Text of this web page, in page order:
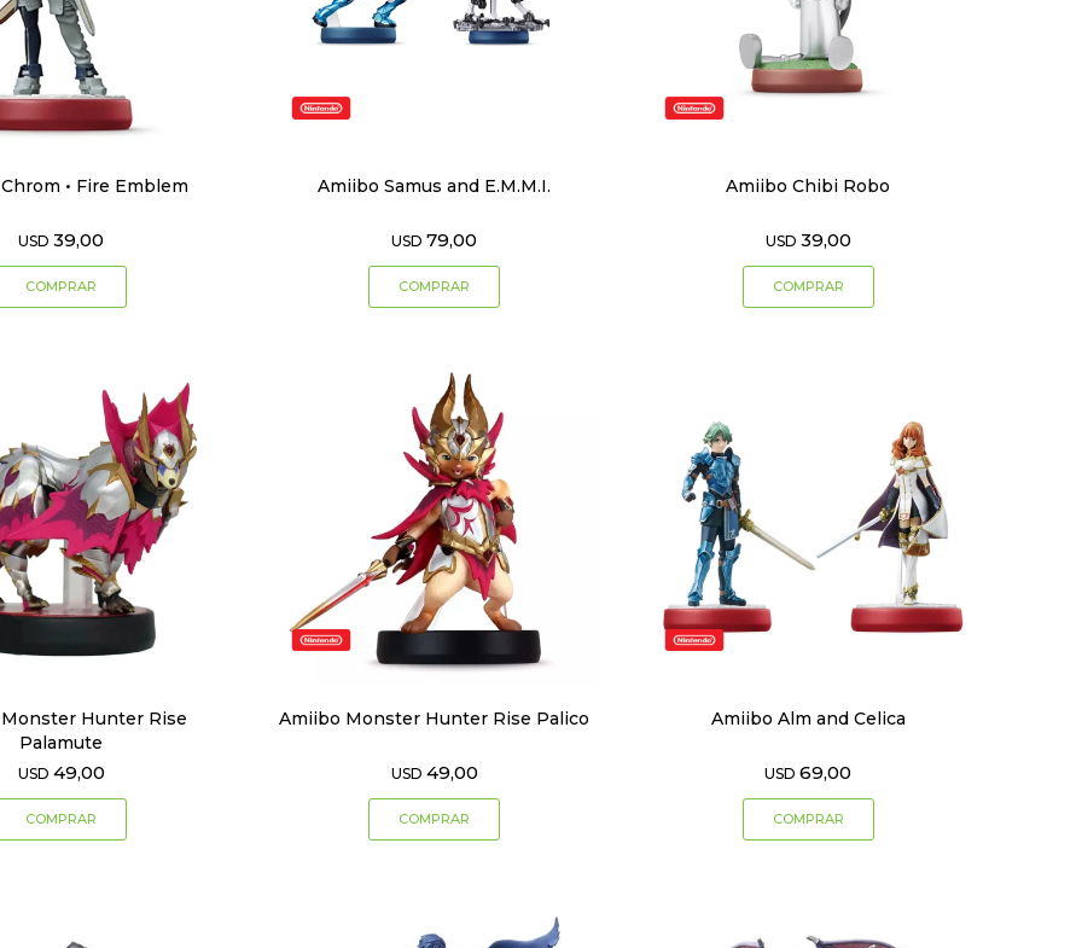
• Fire Emblem
USD 39,00
Amiibo Samus and E.M.M.I.
USD 79,00
Amiibo Chibi Robo
USD 39,00
Hunter Rise
Palamute
USD 49,00
Amiibo Monster Hunter Rise Palico
USD 49,00
Amiibo Alm and Celica
USD 69,00